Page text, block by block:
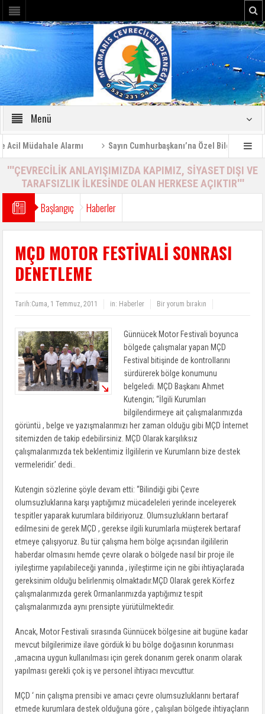
Menü
Müdahale Alarmı Sayın Cumhurbaşkanı’na Özel Bilgilendirme
'''ÇEVRECİLİK ANLAYIŞIMIZDA KAPIMIZ, SİYASET DIŞI VE
TARAFSIZLIK İLKESİNDE OLAN HERKESE AÇIKTIR'''
Başlangıç Haberler
MÇD MOTOR FESTİVALİ SONRASI
DENETLEME
Tarih:Cuma, 1 Temmuz, 2011 in: Haberler Bir yorum bırakın
Günnücek Motor Festivali boyunca
bölgede çalışmalar yapan MÇD
Festival bitişinde de kontrollarını
sürdürerek bölge konumunu
belgeledi. MÇD Başkanı Ahmet
Kutengin; “İlgili Kurumları
bilgilendirmeye ait çalışmalarımızda
görüntü , belge ve yazışmalarımızı her zaman olduğu gibi MÇD İnternet
sitemizden de takip edebilirsiniz. MÇD Olarak karşılıksız
çalışmalarımızda tek beklentimiz İlgililerin ve Kurumların bize destek
vermeleridir.’ dedi..
Kutengin sözlerine şöyle devam etti: “Bilindiği gibi Çevre
olumsuzluklarına karşı yaptığımız mücadeleleri yerinde inceleyerek
tespitler yaparak kurumlara bildiriyoruz. Olumsuzlukların bertaraf
edilmesini de gerek MÇD , gerekse ilgili kurumlarla müşterek bertaraf
etmeye çalışıyoruz. Bu tür çalışma hem bölge açısından ilgililerin
haberdar olmasını hemde çevre olarak o bölgede nasıl bir proje ile
iyileştirme yapılabileceği yanında , iyileştirme için ne gibi ihtiyaçlarada
gereksinim olduğu belirlenmiş olmaktadır.MÇD Olarak gerek Körfez
çalışmalarımızda gerek Ormanlarımızda yaptığımız tespit
çalışmalarımızda aynı prensipte yürütülmektedir.
Ancak, Motor Festivali sırasında Günnücek bölgesine ait bugüne kadar
mevcut bilgilerimize ilave gördük ki bu bölge doğasının korunması
,amacına uygun kullanılması için gerek donanım gerek onarım olarak
yapılması gerekli çok iş ve personel ihtiyacı mevcuttur.
MÇD ‘ nin çalışma prensibi ve amacı çevre olumsuzluklarını bertaraf
etmede kurumlara destek olduğuna göre , çalışılan bölgede ihtiyaçların